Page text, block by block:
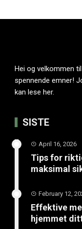
Hei og velkommen
spennende emner!
kan lese her.
SISTE
April 16, 2026
Tips for
maksimal
February 12,
Effektive
hjemmet